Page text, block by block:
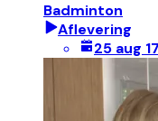
Badminton
Aflevering
25 aug 17